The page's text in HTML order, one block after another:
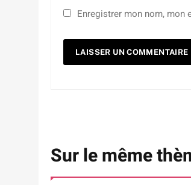
Enregistrer mon nom, mon
Sur le même